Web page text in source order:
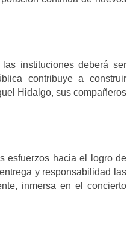
instituciones deberá ser
contribuye a construir
Hidalgo, sus compañeros
esfuerzos hacia el logro de
y responsabilidad las
inmersa en el concierto